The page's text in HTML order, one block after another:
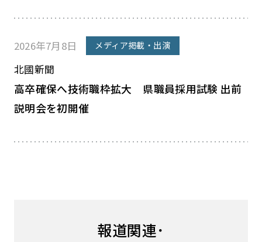
2026年7月8日 メディア掲載・出演
北國新聞
高卒確保へ技術職枠拡大 県職員採用試験 出前
説明会を初開催
報道関連･